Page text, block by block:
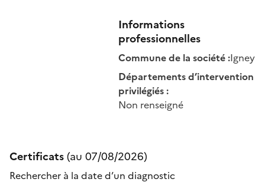
Informations
professionnelles
Commune de la société:Igney
Départements d’intervention
privilégiés:
Non renseigné
Certificats(au 07/08/2026)
Rechercher à la date d’un diagnostic